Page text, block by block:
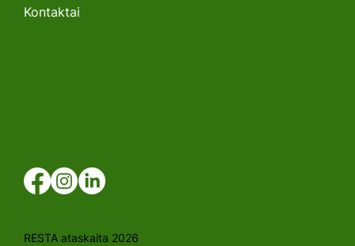
Kontaktai
RESTA ataskaita 2026